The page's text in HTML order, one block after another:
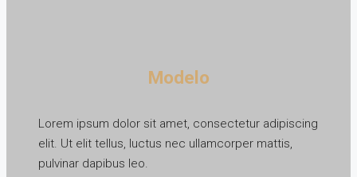
Modelo
Lorem ipsum dolor sit amet, consectetur adipiscing
elit. Ut elit tellus, luctus nec ullamcorper mattis,
pulvinar dapibus leo.